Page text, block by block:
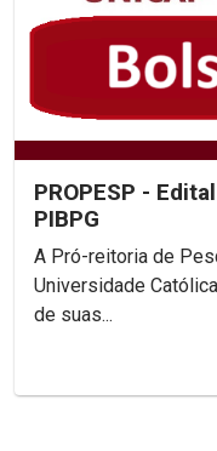
PROPESP -
PIBPG
A Pró-reitoria de
Universidade
de suas...